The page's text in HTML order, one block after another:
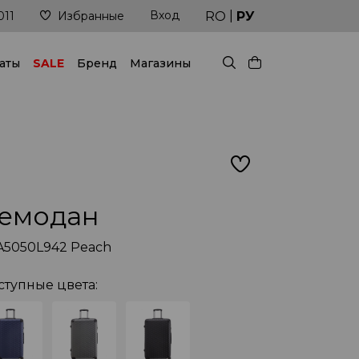
Доставка в кратчайшие сроки
Избранные Вход RO РУ
SALE Бренд Магазины
Peach
цвета: